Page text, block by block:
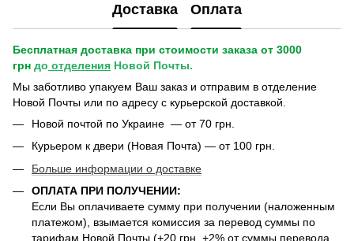
Доставка Оплата
Бесплатная доставка при стоимости заказа от 3000
грн до отделения Новой Почты.
Мы заботливо упакуем Ваш заказ и отправим в отделение
Новой Почты или по адресу с курьерской доставкой.
Новой почтой по Украине — от 70 грн.
Курьером к двери (Новая Почта) — от 100 грн.
Больше информации о доставке
ОПЛАТА ПРИ ПОЛУЧЕНИИ:
Если Вы оплачиваете сумму при получении (наложенным
платежом), взымается комиссия за перевод суммы по
тарифам Новой Почты (+20 грн, +2% от суммы перевода